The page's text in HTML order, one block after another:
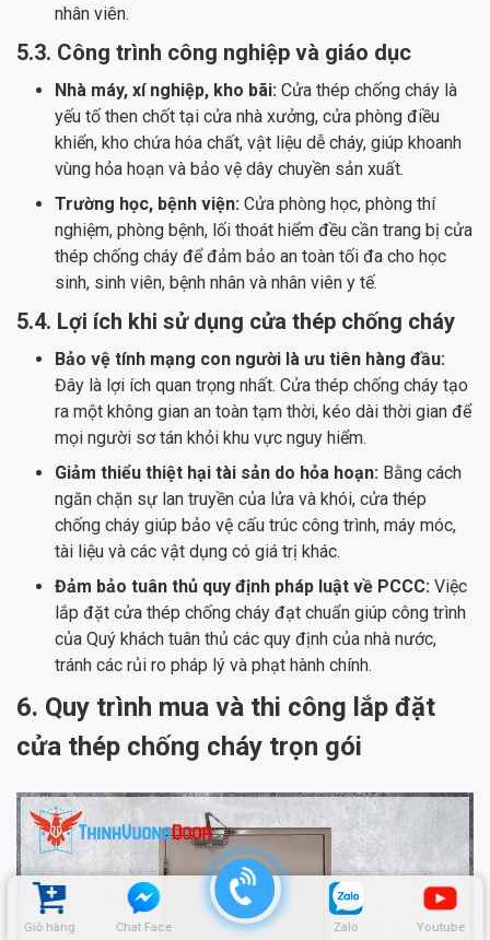
Giỏ hàng Chat Face Zalo Youtube
nhân viên.
5.3. Công trình công nghiệp và giáo dục
Nhà máy, xí nghiệp, kho bãi: Cửa thép chống cháy là
yếu tố then chốt tại cửa nhà xưởng, cửa phòng điều
khiển, kho chứa hóa chất, vật liệu dễ cháy, giúp khoanh
vùng hỏa hoạn và bảo vệ dây chuyền sản xuất.
Trường học, bệnh viện: Cửa phòng học, phòng thí
nghiệm, phòng bệnh, lối thoát hiểm đều cần trang bị cửa
thép chống cháy để đảm bảo an toàn tối đa cho học
sinh, sinh viên, bệnh nhân và nhân viên y tế.
5.4. Lợi ích khi sử dụng cửa thép chống cháy
Bảo vệ tính mạng con người là ưu tiên hàng đầu:
Đây là lợi ích quan trọng nhất. Cửa thép chống cháy tạo
ra một không gian an toàn tạm thời, kéo dài thời gian để
mọi người sơ tán khỏi khu vực nguy hiểm.
Giảm thiểu thiệt hại tài sản do hỏa hoạn: Bằng cách
ngăn chặn sự lan truyền của lửa và khói, cửa thép
chống cháy giúp bảo vệ cấu trúc công trình, máy móc,
tài liệu và các vật dụng có giá trị khác.
Đảm bảo tuân thủ quy định pháp luật về PCCC: Việc
lắp đặt cửa thép chống cháy đạt chuẩn giúp công trình
của Quý khách tuân thủ các quy định của nhà nước,
tránh các rủi ro pháp lý và phạt hành chính.
6. Quy trình mua và thi công lắp đặt
cửa thép chống cháy trọn gói